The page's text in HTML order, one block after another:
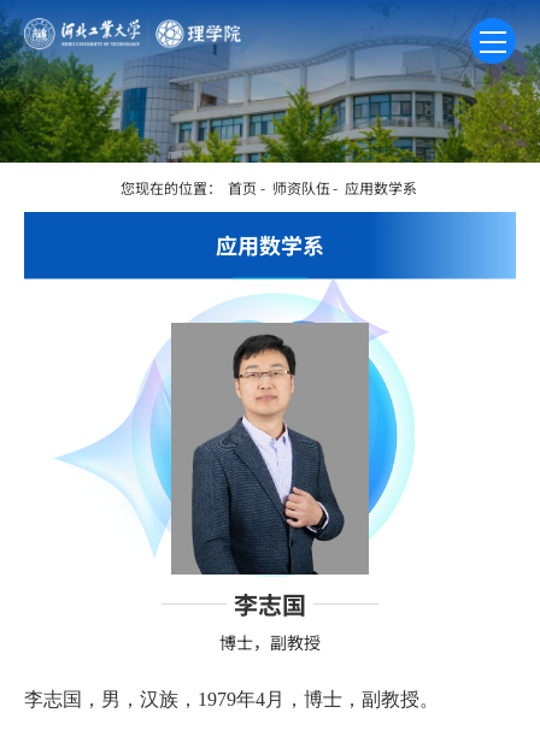
应用数学系
您现在的位置： 首页 - 师资队伍 - 应用数学系
李志国
博士，副教授
李志国，男，汉族，1979年4月，博士，副教授。